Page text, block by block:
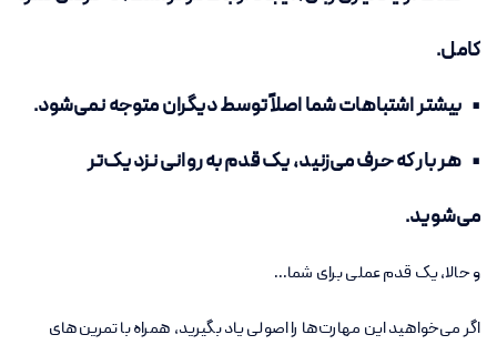
کامل.
• بیشتر اشتباهات شما اصلاً توسط دیگران متوجه نمی‌شود.
• هر بار که حرف می‌زنید، یک قدم به روانی نزدیک‌تر
می‌شوید.
و حالا، یک قدم عملی برای شما...
اگر می‌خواهید این مهارت‌ها را اصولی یاد بگیرید، همراه با تمرین‌های